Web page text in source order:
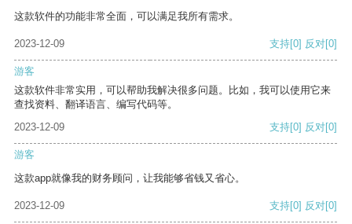
这款软件的功能非常全面，可以满足我所有需求。
2023-12-09 支持[0] 反对[0]
游客
这款软件非常实用，可以帮助我解决很多问题。比如，我可以使用它来
查找资料、翻译语言、编写代码等。
2023-12-09
支持[0] 反对[0]
游客
这款app就像我的财务顾问，让我能够省钱又省心。
2023-12-09 支持[0] 反对[0]